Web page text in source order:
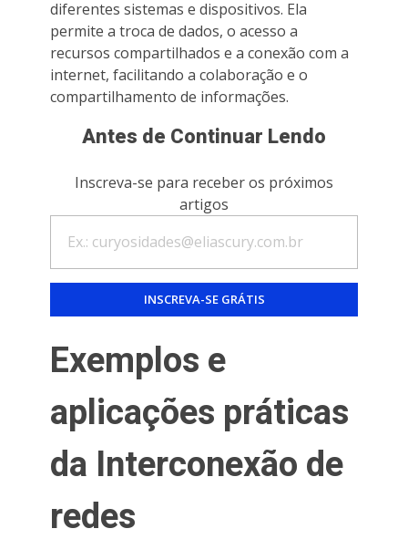
diferentes sistemas e dispositivos. Ela
permite a troca de dados, o acesso a
recursos compartilhados e a conexão com a
internet, facilitando a colaboração e o
compartilhamento de informações.
Antes de Continuar Lendo
Inscreva-se para receber os próximos
artigos
Exemplos e
aplicações práticas
da Interconexão de
redes